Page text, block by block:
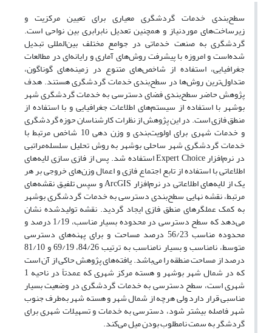
سطح‌بندی خدمات گردشگری معیاری برای تعیین مرکزیت و
زیرساخت‌های موردنیاز و همچنین تعدیل نابرابری بین نواحی است.
گردشگری به صنعت خدماتی در جوامع مختلف بین‌المللی تبدیل
شده‌است و امروزه با پیشرفت روش‌های آماری و رایانه‌ای در مطالعات
جغرافیایی، استفاده از شاخص‌های متنوع در زمینه‌های گوناگون،
متداول‌ترین روش‌ها در سطح‌بندی خدمات گردشگری هستند. هدف
پژوهش حاضر سطح‌بندی فضای دسترسی به خدمات گردشگری شهر
بوشهر با استفاده از سیستم‌های اطلاعات جغرافیایی و با استفاده از
منطق فازی است. در این پژوهش از نظرات کارشناسان حوزه گردشگری
و خدمات شهری برای اولویت‌بندی و وزن دهی 10 شاخص مرتبط با
خدمات گردشگری شهر ساحلی بوشهر به روش تحلیل سلسله‌مراتبی
در نرم‌افزار Expert Choice استفاده شد. پس از فازی سازی لایه‌های
اطلاعاتی با استفاده از تابع اجتماع فازی و اعمال وزن‌های خروجی بر هر
یک از لایه‌های اطلاعاتی در نرم‌افزار ArcGIS و سپس تلفیق نقشه‌های
مرتبط، نقشه نهایی سطح‌بندی دسترسی به خدمات گردشگری بوشهر
به کمک عملگرهای منطق فازی ایجاد گردید. نقشه تولیدشده نشان
می‌دهد که سطح دسترسی در محدوده بسیار مناسب، 1/19 درصد و
محدوده مناسب 56/23 درصد مساحت و برای پهنه‌های دسترسی
متوسط، نامناسب و بسیار نامناسب به ترتیب 84/26، 69/19 و 81/10
درصد از مساحت منطقه را می‌باشد. یافته‌های پژوهش حاکی از آن است
که در شمال شهر بوشهر و هسته مرکز شهری که عمدتاً در ناحیه 1
شهری است، سطح دسترسی به خدمات گردشگری در وضعیت بسیار
مناسبی قرار دارد ولی هرچه از شمال شهر و هسته شهر به‌طرف جنوب
شهر فاصله بیشتر شود، دسترسی به خدمات و تسهیلات شهری برای
گردشگر به سمت نامطلوب بودن میل می‌کند.